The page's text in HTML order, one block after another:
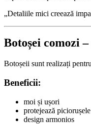
„Detaliile mici creează
Botoșei comozi
Botoșeii sunt realizați
Beneficii:
moi și ușori
protejează piciorușele
design armonios